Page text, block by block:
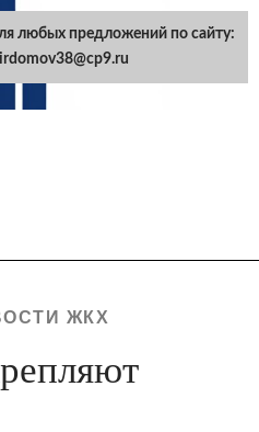
ЖКХ
любых предложений по сайту: